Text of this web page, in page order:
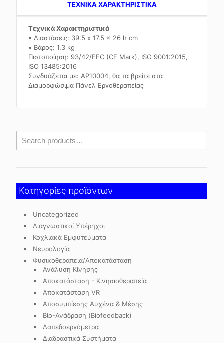
TEXNIKA ΧΑΡΑΚΤΗΡΙΣΤΙΚΑ
Τεχνικά Χαρακτηριστικά
• Διαστάσεις: 39.5 x 17.5 x 26 h cm
• Βάρος: 1,3 kg
Πιστοποίηση: 93/42/EEC (CE Mark), ISO 9001:2015,
ISO 13485:2016
Συνδυάζεται με: ΑΡ10004, θα τα βρείτε στα
Διαμορφώσιμα Πάνελ Εργοθεραπείας
Κατηγορίες προϊόντων
Uncategorized
Διαγνωστικοί Υπέρηχοι
Κοχλιακά Εμφυτεύματα
Νευρολογία
Φυσικοθεραπεία/Αποκατάσταση
Ανάλυση Κίνησης
Αποκατάσταση - Κινησιοθεραπεία
Αποκατάσταση VR
Αποσυμπίεσης Αυχένα & Μέσης
Βίο-Ανάδραση (Biofeedback)
Δαπεδοεργόμετρα
Διαδραστικά Συστήματα